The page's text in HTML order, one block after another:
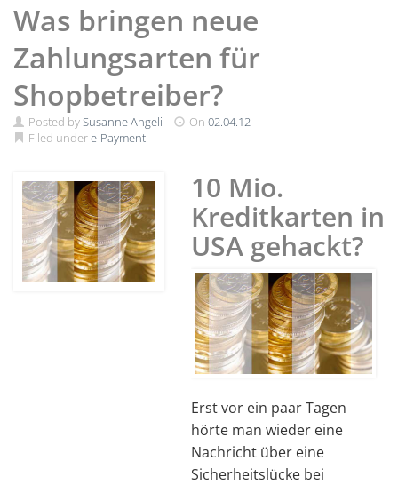
Was bringen neue
Zahlungsarten für
Shopbetreiber?
Posted bySusanne Angeli On 02.04.12
Filed undere-Payment
10 Mio.
Kreditkarten in
USA gehackt?
Erst vor ein paar Tagen
hörte man wieder eine
Nachricht über eine
Sicherheitslücke bei